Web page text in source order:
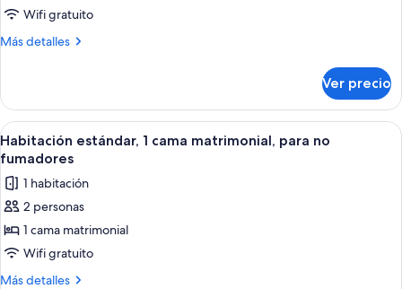
Deluxe,
2
para
no
fumadores,
refrigerador
y
microondas
Wifi gratuito
Más detalles
Más
Deluxe,
camas
matrimoniales,
no
fumadores,
refrigerador
y
microondas
Ver precio
Abrir
todas
las
fotos
de
Habitación
estándar,
1
Una habitación con una mesa
6
Habitación estándar, 1 cama matrimonial, para no
fumadores
1 habitación
2 personas
1 cama matrimonial
Wifi gratuito
Más detalles
Más